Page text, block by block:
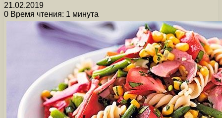
21.02.2019
0 Время чтения: 1 минута